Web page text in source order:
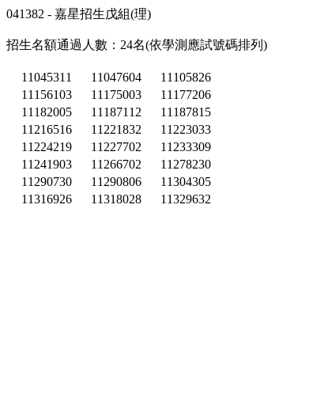
041382 - 嘉星招生戊組(理)
招生名額通過人數：24名(依學測應試號碼排列)
11045311 11047604
11105826
11156103
11175003
11177206
11182005
11187112
11187815
11216516
11221832
11223033
11224219
11227702
11233309
11241903
11266702
11278230
11290730
11290806
11304305
11316926
11318028 11329632